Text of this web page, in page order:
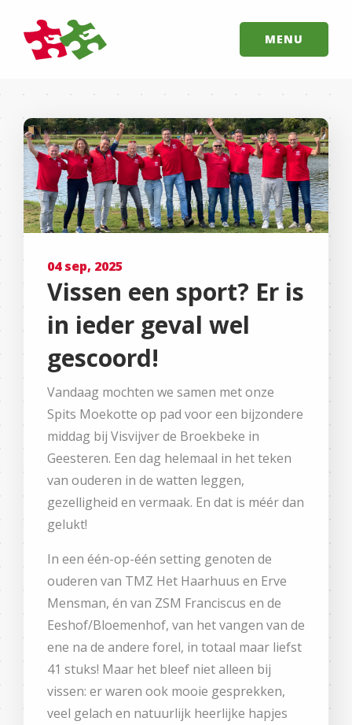
MENU
04 sep, 2025
Vissen een sport? Er is
in ieder geval wel
gescoord!
Vandaag mochten we samen met onze
Spits Moekotte op pad voor een bijzondere
middag bij Visvijver de Broekbeke in
Geesteren. Een dag helemaal in het teken
van ouderen in de watten leggen,
gezelligheid en vermaak. En dat is méér dan
gelukt!
In een één-op-één setting genoten de
ouderen van TMZ Het Haarhuus en Erve
Mensman, én van ZSM Franciscus en de
Eeshof/Bloemenhof, van het vangen van de
ene na de andere forel, in totaal maar liefst
41 stuks! Maar het bleef niet alleen bij
vissen: er waren ook mooie gesprekken,
veel gelach en natuurlijk heerlijke hapjes